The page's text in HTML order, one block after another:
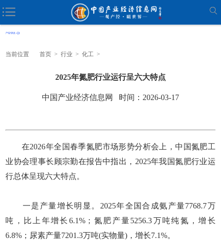
当前位置 首页 > 行业 > 化工 >
2025年氮肥行业运行呈六大特点
中国产业经济信息网 时间：2026-03-17
在2026年全国春季氮肥市场形势分析会上，中国氮肥工
业协会理事长顾宗勤在报告中指出，2025年我国氮肥行业运
行总体呈现六大特点。
一是产量增长明显。2025年全国合成氨产量7768.7万
吨，比上年增长6.1%；氮肥产量5256.3万吨纯氮，增长
6.8%；尿素产量7201.3万吨(实物量)，增长7.1%。